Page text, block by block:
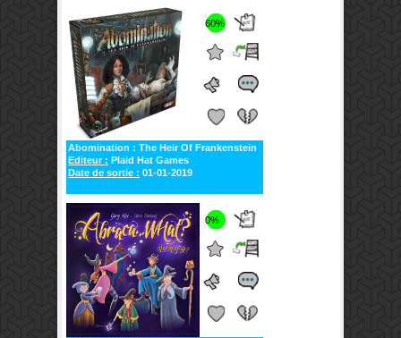
60%
Abomination : The Heir Of Frankenstein
Editeur : Plaid Hat Games
Date de sortie : 01-01-2019
0%